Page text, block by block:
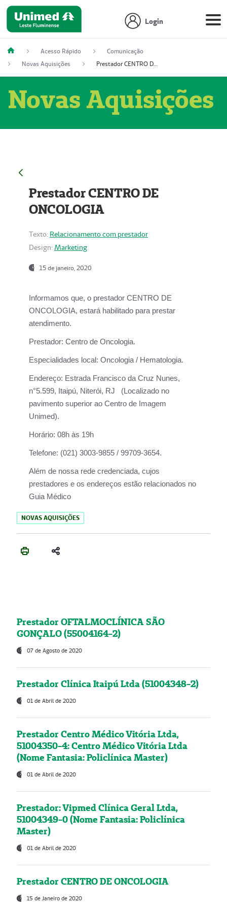
Login
Acesso Rápido
Comunicação
Novas Aquisições
Prestador CENTRO DE ONCOLOGIA
Novas Aquisições
Prestador CENTRO DE
ONCOLOGIA
Texto: Relacionamento com prestador
Design: Marketing
15 de janeiro, 2020
Informamos que, o prestador CENTRO DE
ONCOLOGIA, estará habilitado para prestar
atendimento.
Prestador: Centro de Oncologia.
Especialidades local: Oncologia / Hematologia.
Endereço: Estrada Francisco da Cruz Nunes,
n°5.599, Itaipú, Niterói, RJ (Localizado no
pavimento superior ao Centro de Imagem
Unimed).
Horário: 08h às 19h
Telefone: (021) 3003-9855 / 99709-3654.
Além de nossa rede credenciada, cujos
prestadores e os endereços estão relacionados no
Guia Médico
NOVAS AQUISIÇÕES
Prestador OFTALMOCLÍNICA SÃO
GONÇALO (55004164-2)
07 de Agosto de 2020
Prestador Clínica Itaipú Ltda (51004348-2)
01 de Abril de 2020
Prestador Centro Médico Vitória Ltda,
51004350-4: Centro Médico Vitória Ltda
(Nome Fantasia: Policlínica Master)
01 de Abril de 2020
Prestador: Vipmed Clínica Geral Ltda,
51004349-0 (Nome Fantasia: Policlínica
Master)
01 de Abril de 2020
Prestador CENTRO DE ONCOLOGIA
15 de Janeiro de 2020